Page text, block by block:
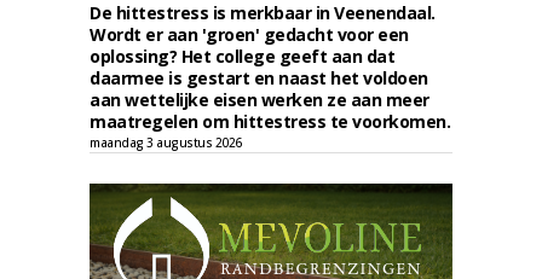
De hittestress is merkbaar in Veenendaal.
Wordt er aan 'groen' gedacht voor een
oplossing? Het college geeft aan dat
daarmee is gestart en naast het voldoen
aan wettelijke eisen werken ze aan meer
maatregelen om hittestress te voorkomen.
maandag 3 augustus 2026